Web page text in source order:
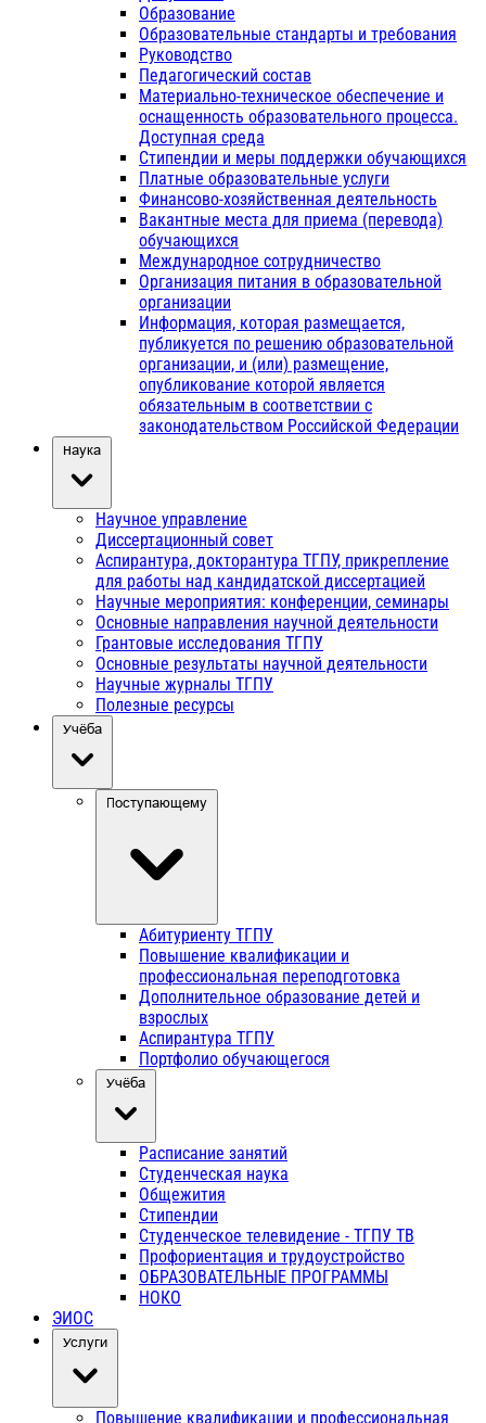
Образование
Образовательные стандарты и требования
Руководство
Педагогический состав
Материально-техническое обеспечение и
оснащенность образовательного процесса.
Доступная среда
Стипендии и меры поддержки обучающихся
Платные образовательные услуги
Финансово-хозяйственная деятельность
Вакантные места для приема (перевода)
обучающихся
Международное сотрудничество
Организация питания в образовательной
организации
Информация, которая размещается,
публикуется по решению образовательной
организации, и (или) размещение,
опубликование которой является
обязательным в соответствии с
законодательством Российской Федерации
Наука
Научное управление
Диссертационный совет
Аспирантура, докторантура ТГПУ, прикрепление
для работы над кандидатской диссертацией
Научные мероприятия: конференции, семинары
Основные направления научной деятельности
Грантовые исследования ТГПУ
Основные результаты научной деятельности
Научные журналы ТГПУ
Полезные ресурсы
Учёба
Поступающему
Абитуриенту ТГПУ
Повышение квалификации и
профессиональная переподготовка
Дополнительное образование детей и
взрослых
Аспирантура ТГПУ
Портфолио обучающегося
Учёба
Расписание занятий
Студенческая наука
Общежития
Стипендии
Студенческое телевидение - ТГПУ ТВ
Профориентация и трудоустройство
ОБРАЗОВАТЕЛЬНЫЕ ПРОГРАММЫ
НОКО
ЭИОС
Услуги
Повышение квалификации и профессиональная